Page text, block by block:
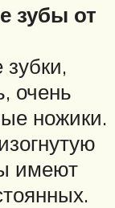
зубы от
очень
ножики.
имеют